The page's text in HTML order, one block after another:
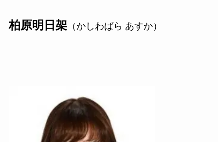
柏原明日架（かしわばら あすか）